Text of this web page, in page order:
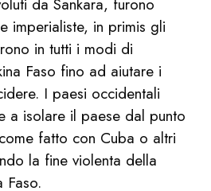
da Sankara, furono
imperialiste, in primis gli
in tutti i modi di
Faso fino ad aiutare i
I paesi occidentali
a isolare il paese dal punto
fatto con Cuba o altri
la fine violenta della
Faso.